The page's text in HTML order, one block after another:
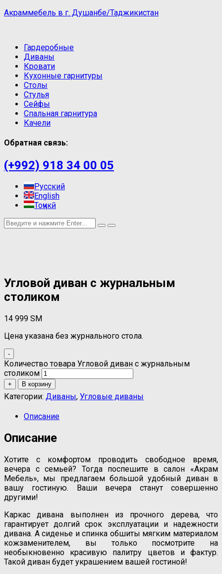
Акраммебель в г. Душанбе/Таджикистан
Гардеробные
Диваны
Кровати
Кухонные гарнитуры
Столы
Стулья
Сейфы
Спальная гарнитура
Качели
Обратная связь:
(+992) 918 34 00 05
Русский
English
Тоҷикӣ
Угловой диван с журнальным
столиком
14 999 ЅМ
Цена указана без журнального стола.
-
Количество товара Угловой диван с журнальным
столиком
+ В корзину
Категории: Диваны, Угловые диваны
Описание
Описание
Хотите с комфортом проводить свободное время,
вечера с семьей? Тогда поспешите в салон «Акрам
Мебель», мы предлагаем большой удобный диван в
вашу гостиную. Ваши вечера станут совершенно
другими!
Каркас дивана выполнен из прочного дерева, что
гарантирует долгий срок эксплуатации и надежности
дивана. А сиденье и спинка обшиты мягким материалом
кожзаменителем, вы только посмотрите на
необыкновенно красивую палитру цветов и фактур.
Такой диван будет украшением вашей гостиной!